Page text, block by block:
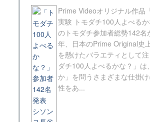
Prime Videoオリジナル作品
実験 トモダチ100人よべる
のトモダチ参加者総勢142名
年、日本のPrime Original史
を懸けたバラエティとして
ダチ100人よべるかな？」は
か」を問うさまざまな仕掛
性をあ...